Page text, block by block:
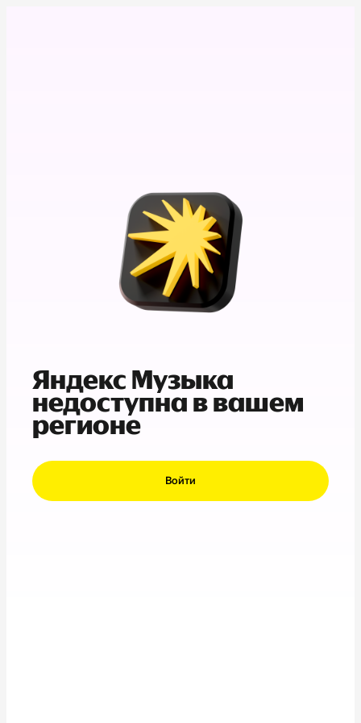
Яндекс Музыка
недоступна в вашем
регионе
Войти